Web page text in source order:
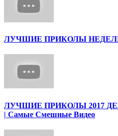
ЛУЧШИЕ ПРИКОЛЫ
ЛУЧШИЕ ПРИКОЛЫ 2017
| Самые Смешные Видео